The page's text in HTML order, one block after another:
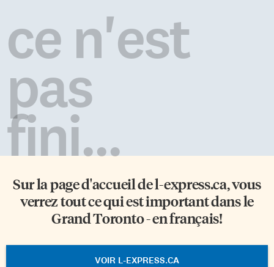
ce n'est
pas
fini...
Sur la page d'accueil del-express.ca, vous
verrez tout ce qui est important dans le
Grand Toronto - en français!
VOIR L-EXPRESS.CA